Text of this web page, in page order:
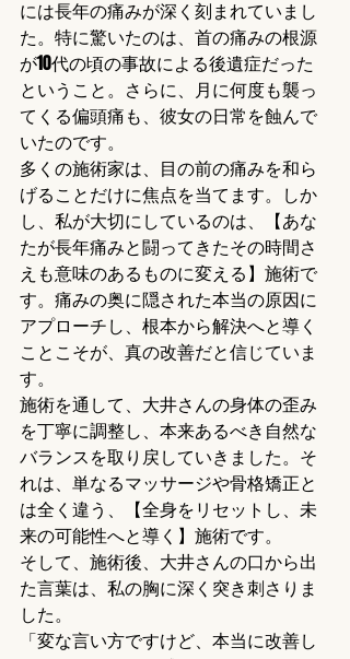
には長年の痛みが深く刻まれていまし
た。特に驚いたのは、首の痛みの根源
が10代の頃の事故による後遺症だった
ということ。さらに、月に何度も襲っ
てくる偏頭痛も、彼女の日常を蝕んで
いたのです。
多くの施術家は、目の前の痛みを和ら
げることだけに焦点を当てます。しか
し、私が大切にしているのは、【あな
たが長年痛みと闘ってきたその時間さ
えも意味のあるものに変える】施術で
す。痛みの奥に隠された本当の原因に
アプローチし、根本から解決へと導く
ことこそが、真の改善だと信じていま
す。
施術を通して、大井さんの身体の歪み
を丁寧に調整し、本来あるべき自然な
バランスを取り戻していきました。そ
れは、単なるマッサージや骨格矯正と
は全く違う、【全身をリセットし、未
来の可能性へと導く】施術です。
そして、施術後、大井さんの口から出
た言葉は、私の胸に深く突き刺さりま
した。
「変な言い方ですけど、本当に改善し